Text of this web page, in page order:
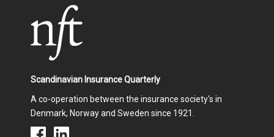
Scandinavian Insurance Quarterly
A co-operation between the insurance society's in
Denmark, Norway and Sweden since 1921.